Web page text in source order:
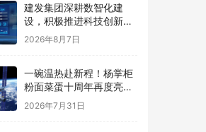
建发集团深耕数智化建
设，积极推进科技创新赋
能全产业链多元发展
2026年8月7日
一碗温热赴新程！杨掌柜
粉面菜蛋十周年再度亮相
国家级大屏
2026年7月31日